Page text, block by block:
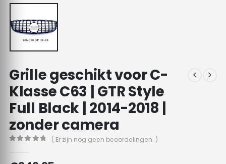
Grille geschikt voor C-
Klasse C63 | GTR Style
Full Black | 2014-2018 |
zonder camera
( Er zijn nog geen beoordelingen. )